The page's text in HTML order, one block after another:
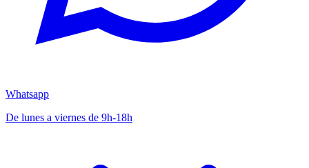
Whatsapp
De lunes a viernes de 9h-18h